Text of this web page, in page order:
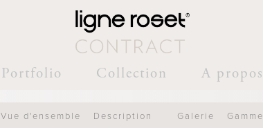
Portfolio Collection A propos
Vue d'ensemble Description Galerie Gamme